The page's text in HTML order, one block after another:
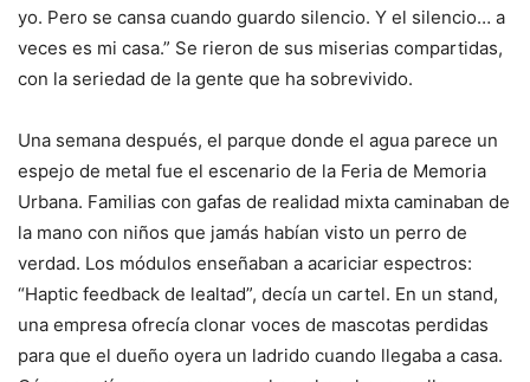
yo. Pero se cansa cuando guardo silencio. Y el silencio… a
veces es mi casa.” Se rieron de sus miserias compartidas,
con la seriedad de la gente que ha sobrevivido.
Una semana después, el parque donde el agua parece un
espejo de metal fue el escenario de la Feria de Memoria
Urbana. Familias con gafas de realidad mixta caminaban de
la mano con niños que jamás habían visto un perro de
verdad. Los módulos enseñaban a acariciar espectros:
“Haptic feedback de lealtad”, decía un cartel. En un stand,
una empresa ofrecía clonar voces de mascotas perdidas
para que el dueño oyera un ladrido cuando llegaba a casa.